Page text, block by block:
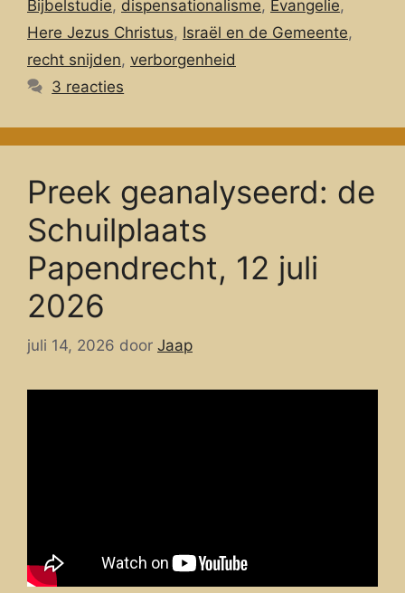
Bijbelstudie, dispensationalisme, Evangelie,
Here Jezus Christus, Israël en de Gemeente,
recht snijden, verborgenheid
3 reacties
Preek geanalyseerd: de
Schuilplaats
Papendrecht, 12 juli
2026
juli 14, 2026 door Jaap